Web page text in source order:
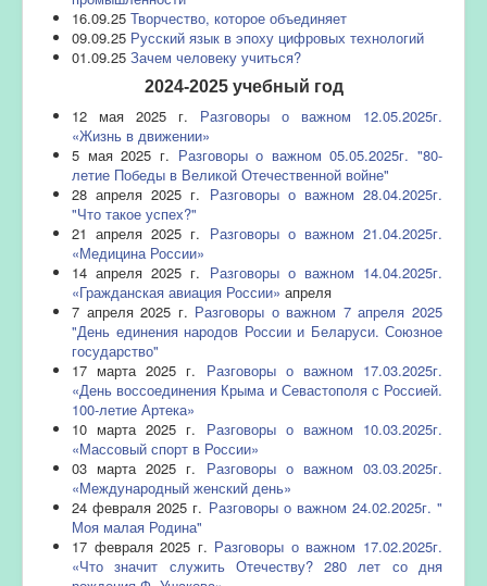
16.09.25 Творчество, которое объединяет
09.09.25 Русский язык в эпоху цифровых технологий
01.09.25 Зачем человеку учиться?
2024-2025 учебный год
12 мая 2025 г. Разговоры о важном 12.05.2025г.
«Жизнь в движении»
5 мая 2025 г. Разговоры о важном 05.05.2025г. "80-
летие Победы в Великой Отечественной войне"
28 апреля 2025 г. Разговоры о важном 28.04.2025г.
"Что такое успех?"
21 апреля 2025 г. Разговоры о важном 21.04.2025г.
«Медицина России»
14 апреля 2025 г. Разговоры о важном 14.04.2025г.
«Гражданская авиация России» апреля
7 апреля 2025 г. Разговоры о важном 7 апреля 2025
"День единения народов России и Беларуси. Союзное
государство"
17 марта 2025 г. Разговоры о важном 17.03.2025г.
«День воссоединения Крыма и Севастополя с Россией.
100-летие Артека»
10 марта 2025 г. Разговоры о важном 10.03.2025г.
«Массовый спорт в России»
03 марта 2025 г. Разговоры о важном 03.03.2025г.
«Международный женский день»
24 февраля 2025 г. Разговоры о важном 24.02.2025г. "
Моя малая Родина"
17 февраля 2025 г. Разговоры о важном 17.02.2025г.
«Что значит служить Отечеству? 280 лет со дня